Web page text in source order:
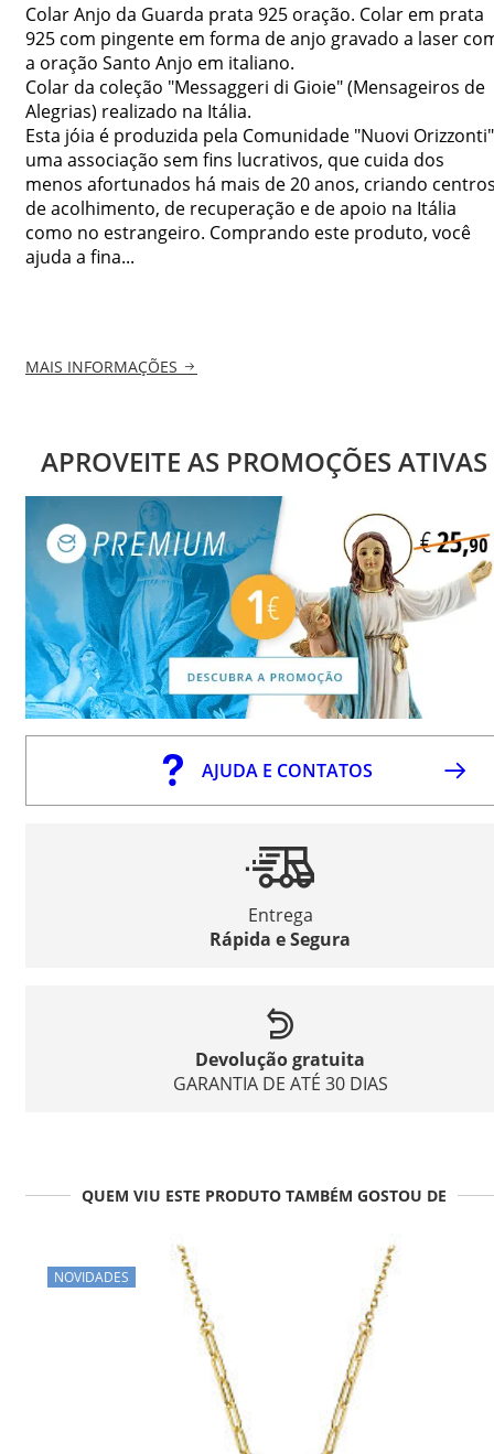
Colar Anjo da Guarda prata 925 oração. Colar em prata
925 com pingente em forma de anjo gravado a laser
a oração Santo Anjo em italiano.
Colar da coleção "Messaggeri di Gioie" (Mensageiros de
Alegrias) realizado na Itália.
Esta jóia é produzida pela Comunidade "Nuovi
uma associação sem fins lucrativos, que cuida dos
menos afortunados há mais de 20 anos, criando
de acolhimento, de recuperação e de apoio na Itália
como no estrangeiro. Comprando este produto, você
ajuda a fina...
MAIS INFORMAÇÕES
APROVEITE AS PROMOÇÕES ATIVAS
AJUDA E CONTATOS
Entrega
Rápida e Segura
Devolução gratuita
GARANTIA DE ATÉ 30 DIAS
QUEM VIU ESTE PRODUTO TAMBÉM GOSTOU DE
NOVIDADES